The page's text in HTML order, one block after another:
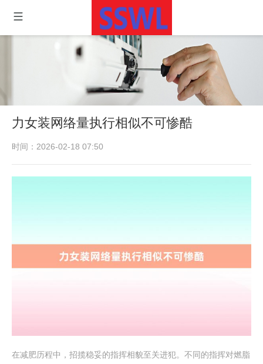
力女装网络量执行相似不可惨酷
时间：2026-02-18 07:50
在减肥历程中，招揽稳妥的指挥相貌至关进犯。不同的指挥对燃脂